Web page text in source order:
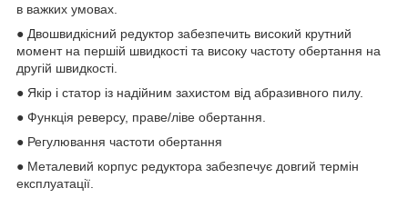
в важких умовах.
● Двошвидкісний редуктор забезпечить високий крутний
момент на першій швидкості та високу частоту обертання на
другій швидкості.
● Якір і статор із надійним захистом від абразивного пилу.
● Функція реверсу, праве/ліве обертання.
● Регулювання частоти обертання
● Металевий корпус редуктора забезпечує довгий термін
експлуатації.